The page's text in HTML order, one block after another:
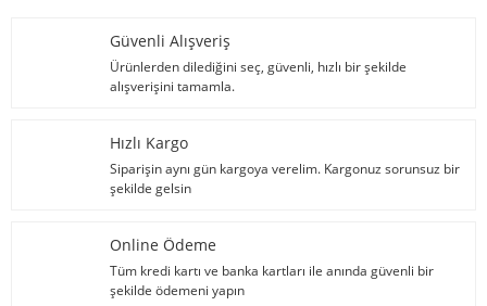
Güvenli Alışveriş
Ürünlerden dilediğini seç, güvenli, hızlı bir şekilde
alışverişini tamamla.
Hızlı Kargo
Siparişin aynı gün kargoya verelim. Kargonuz sorunsuz bir
şekilde gelsin
Online Ödeme
Tüm kredi kartı ve banka kartları ile anında güvenli bir
şekilde ödemeni yapın